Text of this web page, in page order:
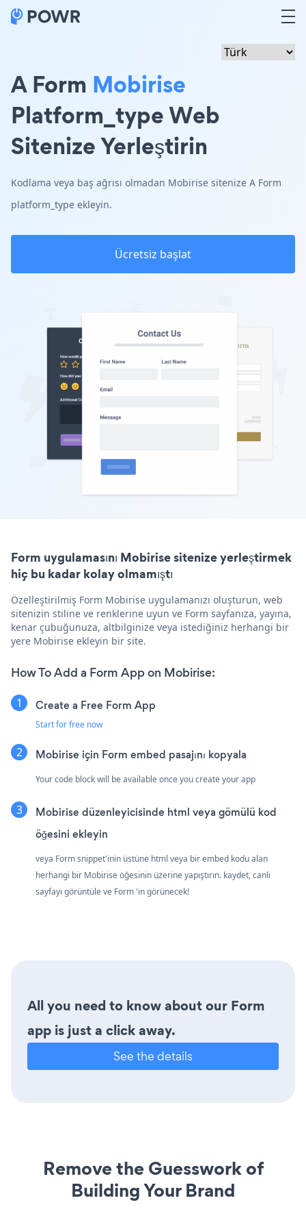
A Form Mobirise
Platform_type Web
Sitenize Yerleştirin
Kodlama veya baş ağrısı olmadan Mobirise sitenize A Form
platform_type ekleyin.
Ücretsiz başlat
Form uygulamasını Mobirise sitenize yerleştirmek
hiç bu kadar kolay olmamıştı
Özelleştirilmiş Form Mobirise uygulamanızı oluşturun, web
sitenizin stiline ve renklerine uyun ve Form sayfanıza, yayına,
kenar çubuğunuza, altbilginize veya istediğiniz herhangi bir
yere Mobirise ekleyin bir site.
How To Add a Form App on Mobirise:
Create a Free Form App
Start for free now
Mobirise için Form embed pasajını kopyala
Your code block will be available once you create your app
Mobirise düzenleyicisinde html veya gömülü kod
öğesini ekleyin
veya Form snippet'inin üstüne html veya bir embed kodu alan
herhangi bir Mobirise öğesinin üzerine yapıştırın. kaydet, canlı
sayfayı görüntüle ve Form 'in görünecek!
All you need to know about our Form
app is just a click away.
See the details
Remove the Guesswork of
Building Your Brand